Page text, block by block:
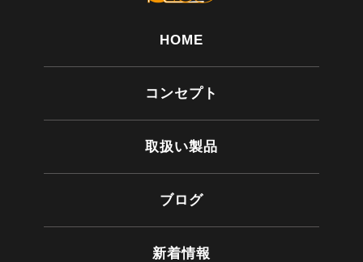
HOME
コンセプト
取扱い製品
ブログ
新着情報